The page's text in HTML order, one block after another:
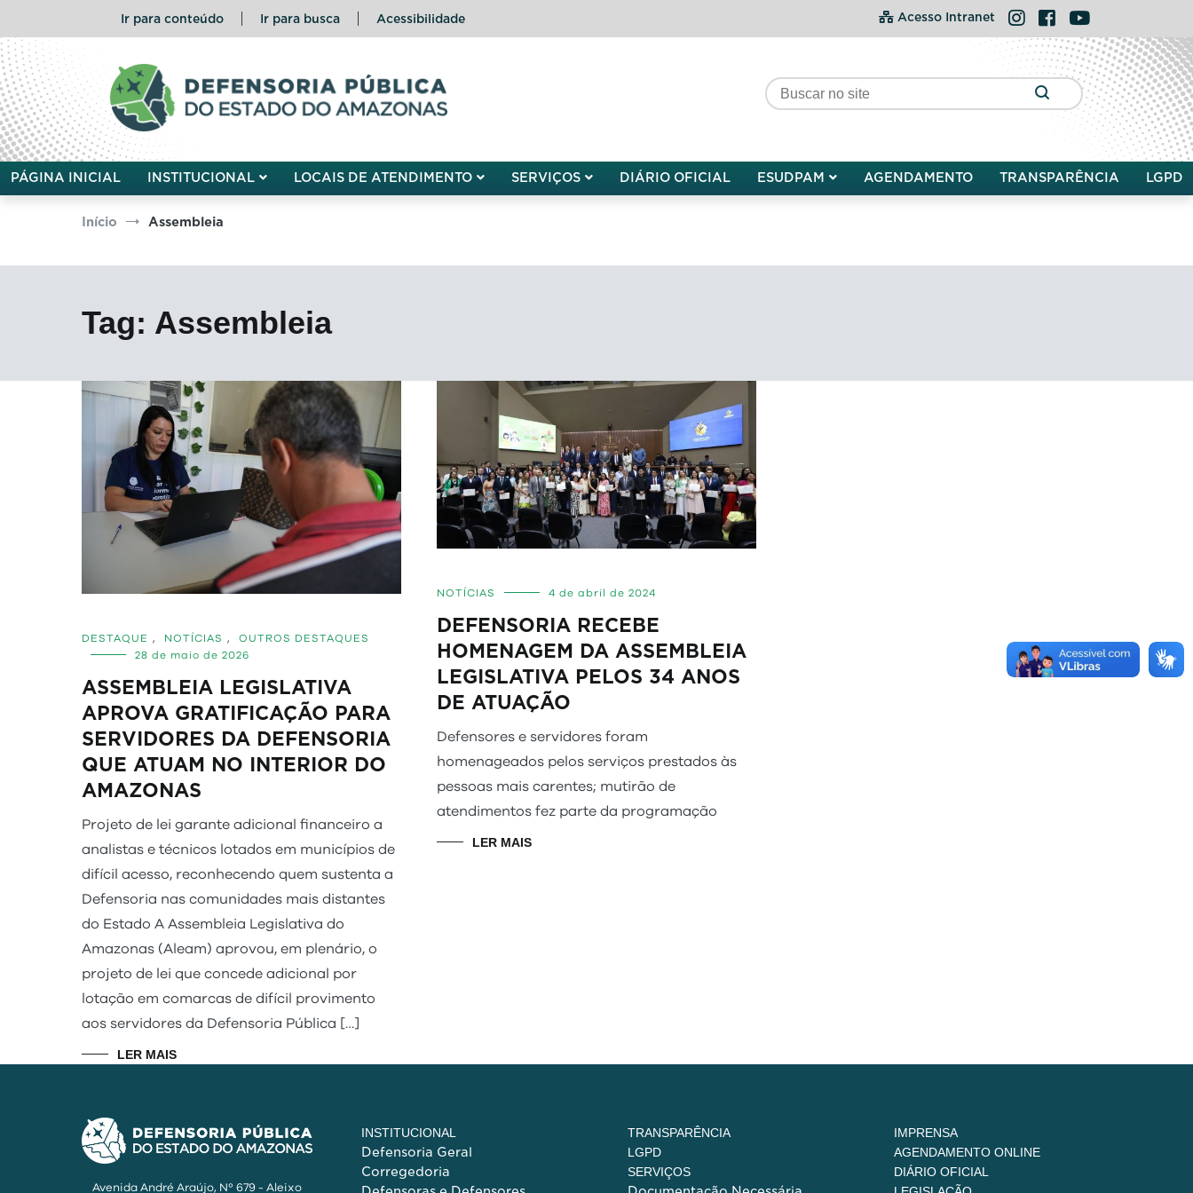
o
conteúdo
Ir para conteúdo Ir para busca Acessibilidade Acesso Intranet Instagram
FacebookYouTube
Defensoria Pública do Estado do Amazonas
PÁGINA INICIAL INSTITUCIONAL LOCAIS DE ATENDIMENTO SERVIÇOS DIÁRIO OFICIAL ESUDPAM AGENDAMENTO TRANSPARÊNCIA LGPD
Início Assembleia
Tag: Assembleia
DESTAQUE , NOTÍCIAS ,
OUTROS DESTAQUES
28 de maio de 2026
ASSEMBLEIA LEGISLATIVA
APROVA GRATIFICAÇÃO PARA
SERVIDORES DA DEFENSORIA
QUE ATUAM NO INTERIOR DO
AMAZONAS
Projeto de lei garante adicional financeiro a
analistas e técnicos lotados em municípios de
difícil acesso, reconhecendo quem sustenta a
Defensoria nas comunidades mais distantes
do Estado A Assembleia Legislativa do
Amazonas (Aleam) aprovou, em plenário, o
projeto de lei que concede adicional por
lotação em comarcas de difícil provimento
aos servidores da Defensoria Pública […]
LER MAIS
NOTÍCIAS 4 de abril de 2024
DEFENSORIA RECEBE
HOMENAGEM DA ASSEMBLEIA
LEGISLATIVA PELOS 34 ANOS
DE ATUAÇÃO
Defensores e servidores foram
homenageados pelos serviços prestados às
pessoas mais carentes; mutirão de
atendimentos fez parte da programação
LER MAIS
Avenida André Araújo, Nº 679 - Aleixo
INSTITUCIONAL
Defensoria Geral
Corregedoria
TRANSPARÊNCIA
LGPD
SERVIÇOS
IMPRENSA
AGENDAMENTO ONLINE
DIÁRIO OFICIAL